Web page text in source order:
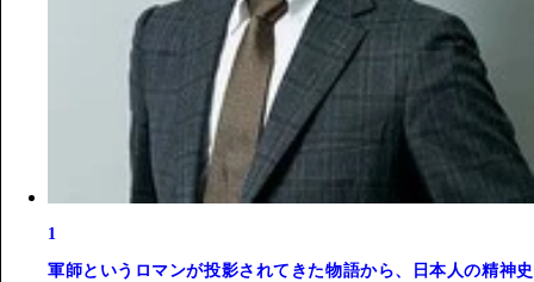
1
軍師というロマンが投影されてきた物語から、日本人の精神史